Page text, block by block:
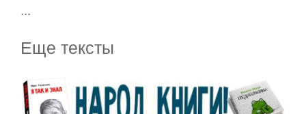
...
Еще тексты